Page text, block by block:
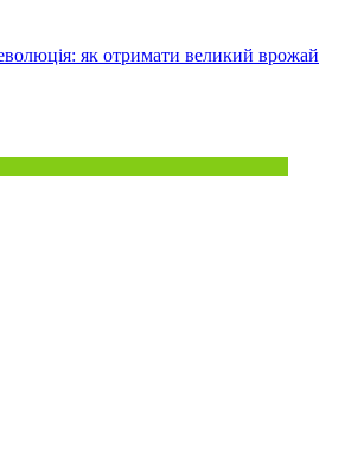
як отримати великий врожай